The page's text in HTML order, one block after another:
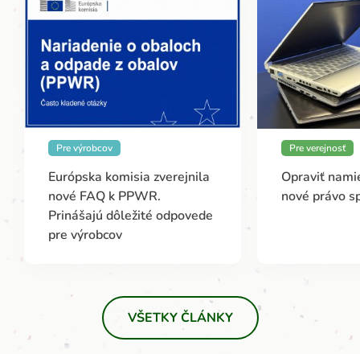
Pre výrobcov
Európska komisia zverejnila
nové FAQ k PPWR.
Prinášajú dôležité odpovede
pre výrobcov
Pre verejnosť
Opraviť
nové právo
VŠETKY ČLÁNKY